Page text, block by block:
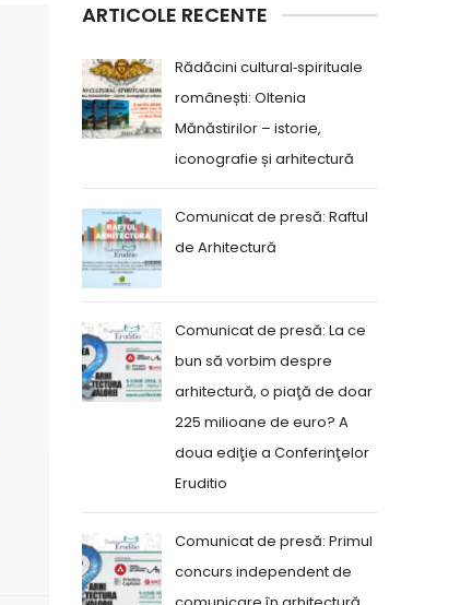
ARTICOLE RECENTE
Rădăcini cultural‑spirituale
românești: Oltenia
Mănăstirilor – istorie,
iconografie și arhitectură
Comunicat de presă: Raftul
de Arhitectură
Comunicat de presă: La ce
bun să vorbim despre
arhitectură, o piaţă de doar
225 milioane de euro? A
doua ediţie a Conferinţelor
Eruditio
Comunicat de presă: Primul
concurs independent de